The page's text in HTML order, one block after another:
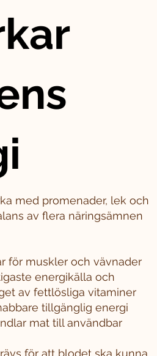
med promenader, lek och
av flera näringsämnen
för muskler och vävnader
energikälla och
av fettlösliga vitaminer
tillgänglig energi
mat till användbar
för att blodet ska kunna